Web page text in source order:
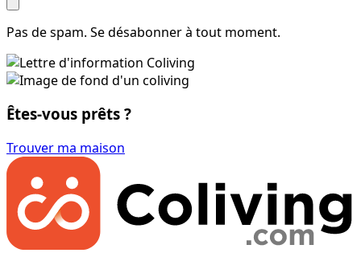
Pas de spam. Se désabonner à tout moment.
Êtes-vous prêts ?
Trouver ma maison